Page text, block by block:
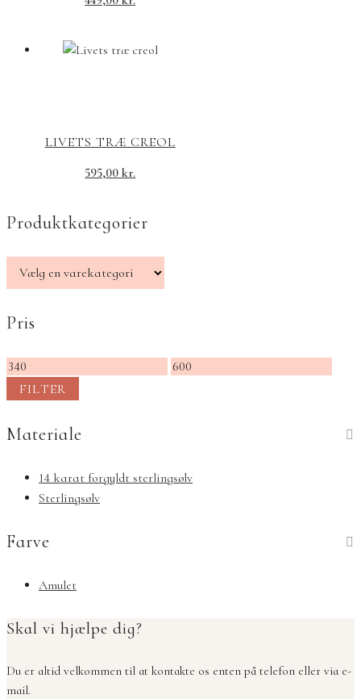
LIVETS TRÆ CREOL
595,00kr.
Produktkategorier
Pris
Mindste
pris
Højeste
FILTER
Materiale
14 karat forgyldt sterlingsølv
Sterlingsølv
Farve
Amulet
Skal vi hjælpe dig?
Du er altid velkommen til at kontakte os enten på telefon eller via e-
mail.